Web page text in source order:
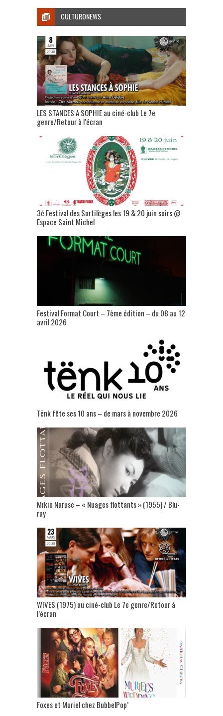
CULTURONEWS
LES STANCES A SOPHIE au ciné-club Le 7e
genre/Retour à l’écran
3è Festival des Sortilèges les 19 & 20 juin soirs @
Espace Saint Michel
Festival Format Court – 7ème édition – du 08 au 12
avril 2026
Tënk fête ses 10 ans – de mars à novembre 2026
Mikio Naruse – « Nuages flottants » (1955) / Blu-
ray
WIVES (1975) au ciné-club Le 7e genre/Retour à
l’écran
Foxes et Muriel chez BubbelPop’